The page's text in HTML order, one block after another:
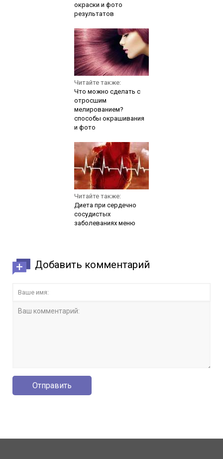
окраски и фото
результатов
Читайте также:
Что можно сделать с
отросшим
мелированием?
способы окрашивания
и фото
Читайте также:
Диета при сердечно
сосудистых
заболеваниях меню
Добавить комментарий